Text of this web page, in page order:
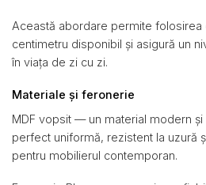
Această abordare permite folosirea
centimetru disponibil și asigură un
în viața de zi cu zi.
Materiale și feronerie
MDF vopsit — un material modern
perfect uniformă, rezistent la uzură
pentru mobilierul contemporan.